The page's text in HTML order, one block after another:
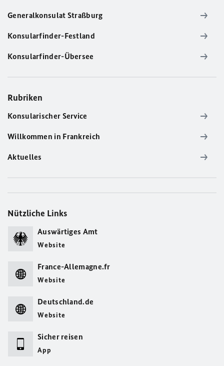
Generalkonsulat Straßburg
Konsularfinder-Festland
Konsularfinder-Übersee
Rubriken
Konsularischer Service
Willkommen in Frankreich
Aktuelles
Nützliche Links
Auswärtiges Amt
Website
France-Allemagne.fr
Website
Deutschland.de
Website
Sicher reisen
App